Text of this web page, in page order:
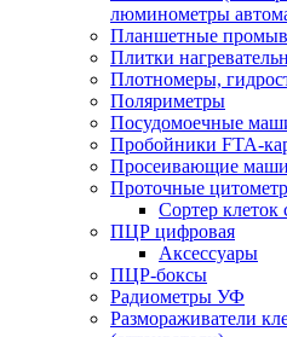
люминометры
Планшетные
Плитки
Плотномеры,
Поляриметры
Посудомоечные
Пробойники FTA-
Просеивающие
Проточные
Сортер клеток
ПЦР цифровая
Аксессуары
ПЦР-боксы
Радиометры УФ
Размораживатели